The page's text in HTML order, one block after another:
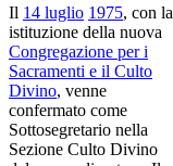
Il 14 luglio 1975, con la
istituzione della nuova
Congregazione per i
Sacramenti e il Culto
Divino, venne
confermato come
Sottosegretario nella
Sezione Culto Divino